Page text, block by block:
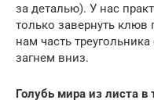
за деталью). У нас
только завернуть
нам часть
загнем вниз.
Голубь мира из листа в